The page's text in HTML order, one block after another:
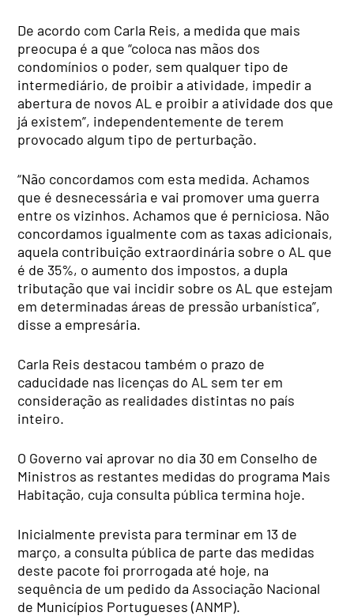
De acordo com Carla Reis, a medida que mais
preocupa é a que “coloca nas mãos dos
condomínios o poder, sem qualquer tipo de
intermediário, de proibir a atividade, impedir a
abertura de novos AL e proibir a atividade dos que
já existem”, independentemente de terem
provocado algum tipo de perturbação.
“Não concordamos com esta medida. Achamos
que é desnecessária e vai promover uma guerra
entre os vizinhos. Achamos que é perniciosa. Não
concordamos igualmente com as taxas adicionais,
aquela contribuição extraordinária sobre o AL que
é de 35%, o aumento dos impostos, a dupla
tributação que vai incidir sobre os AL que estejam
em determinadas áreas de pressão urbanística”,
disse a empresária.
Carla Reis destacou também o prazo de
caducidade nas licenças do AL sem ter em
consideração as realidades distintas no país
inteiro.
O Governo vai aprovar no dia 30 em Conselho de
Ministros as restantes medidas do programa Mais
Habitação, cuja consulta pública termina hoje.
Inicialmente prevista para terminar em 13 de
março, a consulta pública de parte das medidas
deste pacote foi prorrogada até hoje, na
sequência de um pedido da Associação Nacional
de Municípios Portugueses (ANMP).